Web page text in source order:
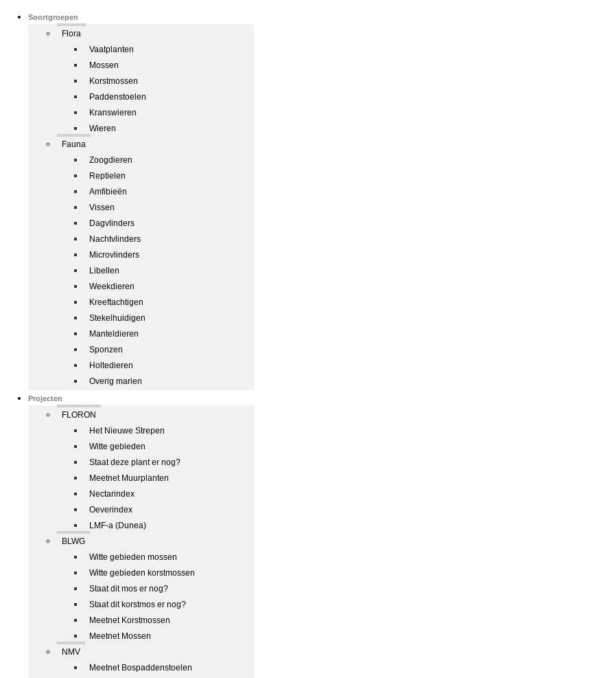
Soortgroepen
Flora
Vaatplanten
Mossen
Korstmossen
Paddenstoelen
Kranswieren
Wieren
Fauna
Zoogdieren
Reptielen
Amfibieën
Vissen
Dagvlinders
Nachtvlinders
Microvlinders
Libellen
Weekdieren
Kreeftachtigen
Stekelhuidigen
Manteldieren
Sponzen
Holtedieren
Overig marien
Projecten
FLORON
Het Nieuwe Strepen
Witte gebieden
Staat deze plant er nog?
Meetnet Muurplanten
Nectarindex
Oeverindex
LMF-a (Dunea)
BLWG
Witte gebieden mossen
Witte gebieden korstmossen
Staat dit mos er nog?
Staat dit korstmos er nog?
Meetnet Korstmossen
Meetnet Mossen
NMV
Meetnet Bospaddenstoelen